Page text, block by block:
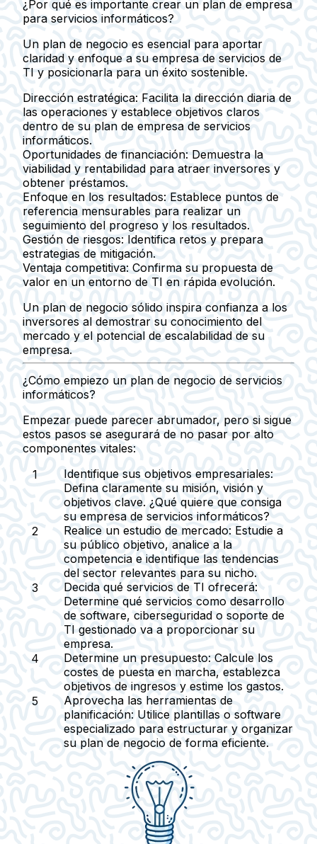
¿Por qué es importante crear un plan de empresa
para servicios informáticos?
Un plan de negocio es esencial para aportar
claridad y enfoque a su empresa de servicios de
TI y posicionarla para un éxito sostenible.
Dirección estratégica: Facilita la dirección diaria de
las operaciones y establece objetivos claros
dentro de su plan de empresa de servicios
informáticos.
Oportunidades de financiación: Demuestra la
viabilidad y rentabilidad para atraer inversores y
obtener préstamos.
Enfoque en los resultados: Establece puntos de
referencia mensurables para realizar un
seguimiento del progreso y los resultados.
Gestión de riesgos: Identifica retos y prepara
estrategias de mitigación.
Ventaja competitiva: Confirma su propuesta de
valor en un entorno de TI en rápida evolución.
Un plan de negocio sólido inspira confianza a los
inversores al demostrar su conocimiento del
mercado y el potencial de escalabilidad de su
empresa.
¿Cómo empiezo un plan de negocio de servicios
informáticos?
Empezar puede parecer abrumador, pero si sigue
estos pasos se asegurará de no pasar por alto
componentes vitales:
Identifique sus objetivos empresariales:
Defina claramente su misión, visión y
objetivos clave. ¿Qué quiere que consiga
su empresa de servicios informáticos?
Realice un estudio de mercado: Estudie a
su público objetivo, analice a la
competencia e identifique las tendencias
del sector relevantes para su nicho.
Decida qué servicios de TI ofrecerá:
Determine qué servicios como desarrollo
de software, ciberseguridad o soporte de
TI gestionado va a proporcionar su
empresa.
Determine un presupuesto: Calcule los
costes de puesta en marcha, establezca
objetivos de ingresos y estime los gastos.
Aprovecha las herramientas de
planificación: Utilice plantillas o software
especializado para estructurar y organizar
su plan de negocio de forma eficiente.